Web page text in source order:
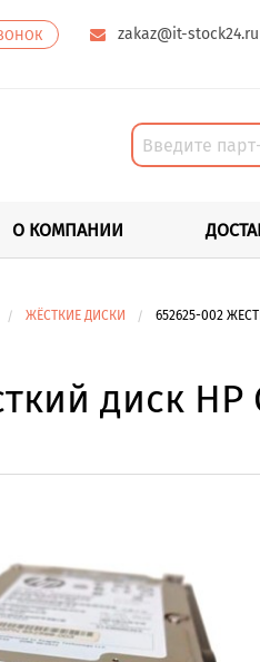
zakaz@it-stock24.ru
О КОМПАНИИ
ЖЁСТКИЕ ДИСКИ 652625-002
диск HP